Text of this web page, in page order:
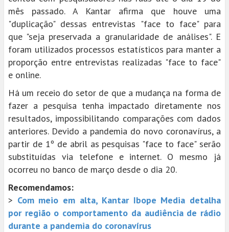
mês passado. A Kantar afirma que houve uma
"duplicação" dessas entrevistas "face to face" para
que "seja preservada a granularidade de análises". E
foram utilizados processos estatísticos para manter a
proporção entre entrevistas realizadas "face to face"
e online.
Há um receio do setor de que a mudança na forma de
fazer a pesquisa tenha impactado diretamente nos
resultados, impossibilitando comparações com dados
anteriores. Devido a pandemia do novo coronavírus, a
partir de 1º de abril as pesquisas "face to face" serão
substituídas via telefone e internet. O mesmo já
ocorreu no banco de março desde o dia 20.
Recomendamos:
> Com meio em alta, Kantar Ibope Media detalha
por região o comportamento da audiência de rádio
durante a pandemia do coronavírus